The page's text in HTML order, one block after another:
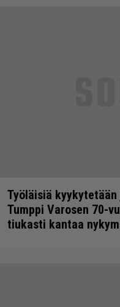
Työläisiä
Tumppi Varosen 70-
tiukasti kantaa